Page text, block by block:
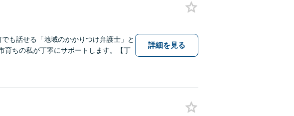
も話せる「地域のかかりつけ弁護士」と
育ちの私が丁寧にサポートします。【丁
詳細を見る